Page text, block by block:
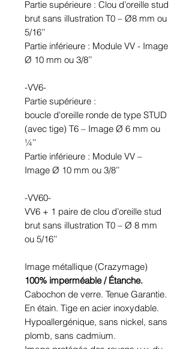
Partie supérieure : Clou d’oreille stud
brut sans illustration T0 – Ø8 mm ou
5/16’’
Partie inférieure : Module VV - Image
Ø 10 mm ou 3/8’’
-VV6-
Partie supérieure :
boucle d'oreille ronde de type STUD
(avec tige) T6 – Image Ø 6 mm ou
¼’’
Partie inférieure : Module VV –
Image Ø 10 mm ou 3/8’’
-VV60-
VV6 + 1 paire de clou d’oreille stud
brut sans illustration T0 – Ø 8 mm
ou 5/16’’
Image métallique (Crazymage)
100% imperméable / Étanche.
Cabochon de verre. Tenue Garantie.
En étain. Tige en acier inoxydable.
Hypoallergénique, sans nickel, sans
plomb, sans cadmium.